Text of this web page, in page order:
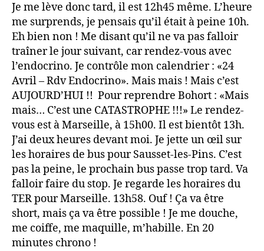
Je me lève donc tard, il est 12h45 même. L’heure
me surprends, je pensais qu’il était à peine 10h.
Eh bien non ! Me disant qu’il ne va pas falloir
traîner le jour suivant, car rendez-vous avec
l’endocrino. Je contrôle mon calendrier : «24
Avril – Rdv Endocrino». Mais mais ! Mais c’est
AUJOURD’HUI !! Pour reprendre Bohort : «Mais
mais… C’est une CATASTROPHE !!!» Le rendez-
vous est à Marseille, à 15h00. Il est bientôt 13h.
J’ai deux heures devant moi. Je jette un œil sur
les horaires de bus pour Sausset-les-Pins. C’est
pas la peine, le prochain bus passe trop tard. Va
falloir faire du stop. Je regarde les horaires du
TER pour Marseille. 13h58. Ouf ! Ça va être
short, mais ça va être possible ! Je me douche,
me coiffe, me maquille, m’habille. En 20
minutes chrono !